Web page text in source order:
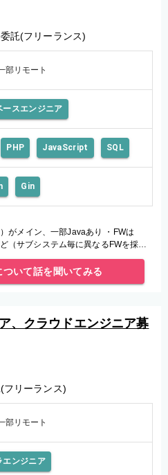
託(フリーランス)
部リモート
ースエンジニア
PHP JavaScript SQL
Gin
イン、一部Javaあり ・FWは
（サブシステム毎に異なるFWを採
いて話を聞いてみる
、クラウドエンジニア募
フリーランス)
部リモート
エンジニア